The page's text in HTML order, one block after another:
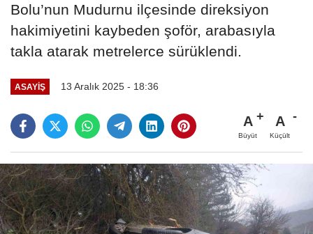
Bolu’nun Mudurnu ilçesinde direksiyon
hakimiyetini kaybeden şoför, arabasıyla
takla atarak metrelerce sürüklendi.
ASAYIŞ 13 Aralık 2025 - 18:36
A
Büyüt
A
Küçült